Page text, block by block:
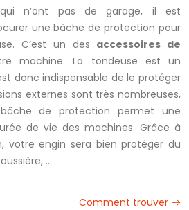
n’ont pas de garage, il est
une bâche de protection pour
C’est un des accessoires de
machine. La tondeuse est un
donc indispensable de le protéger
externes sont très nombreuses,
de protection permet une
de vie des machines. Grâce à
votre engin sera bien protéger du
…
Comment trouver